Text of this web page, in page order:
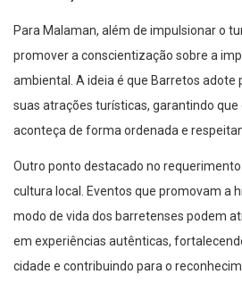
promover a conscientização sobre a
ambiental. A ideia é que Barretos adote
suas atrações turísticas, garantindo
aconteça de forma ordenada e
cultura local. Eventos que promovam a
modo de vida dos barretenses podem
em experiências autênticas,
cidade e contribuindo para o
um destino completo, que alia